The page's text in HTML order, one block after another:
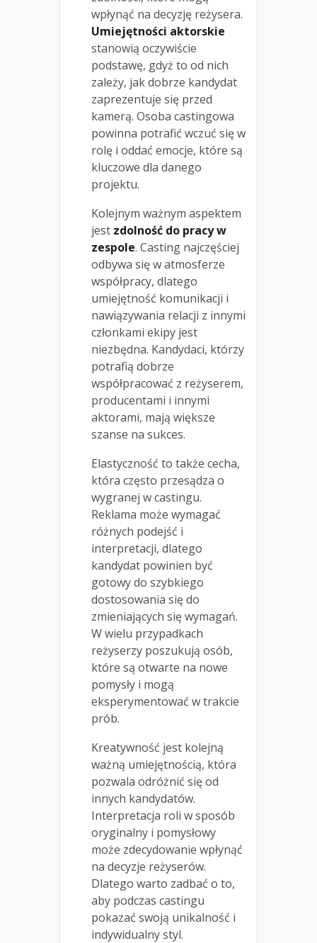
wpłynąć na decyzję reżysera.
Umiejętności aktorskie
stanowią oczywiście
podstawę, gdyż to od nich
zależy, jak dobrze kandydat
zaprezentuje się przed
kamerą. Osoba castingowa
powinna potrafić wczuć się w
rolę i oddać emocje, które są
kluczowe dla danego
projektu.
Kolejnym ważnym aspektem
jest zdolność do pracy w
zespole. Casting najczęściej
odbywa się w atmosferze
współpracy, dlatego
umiejętność komunikacji i
nawiązywania relacji z innymi
członkami ekipy jest
niezbędna. Kandydaci, którzy
potrafią dobrze
współpracować z reżyserem,
producentami i innymi
aktorami, mają większe
szanse na sukces.
Elastyczność to także cecha,
która często przesądza o
wygranej w castingu.
Reklama może wymagać
różnych podejść i
interpretacji, dlatego
kandydat powinien być
gotowy do szybkiego
dostosowania się do
zmieniających się wymagań.
W wielu przypadkach
reżyserzy poszukują osób,
które są otwarte na nowe
pomysły i mogą
eksperymentować w trakcie
prób.
Kreatywność jest kolejną
ważną umiejętnością, która
pozwala odróżnić się od
innych kandydatów.
Interpretacja roli w sposób
oryginalny i pomysłowy
może zdecydowanie wpłynąć
na decyzje reżyserów.
Dlatego warto zadbać o to,
aby podczas castingu
pokazać swoją unikalność i
indywidualny styl.